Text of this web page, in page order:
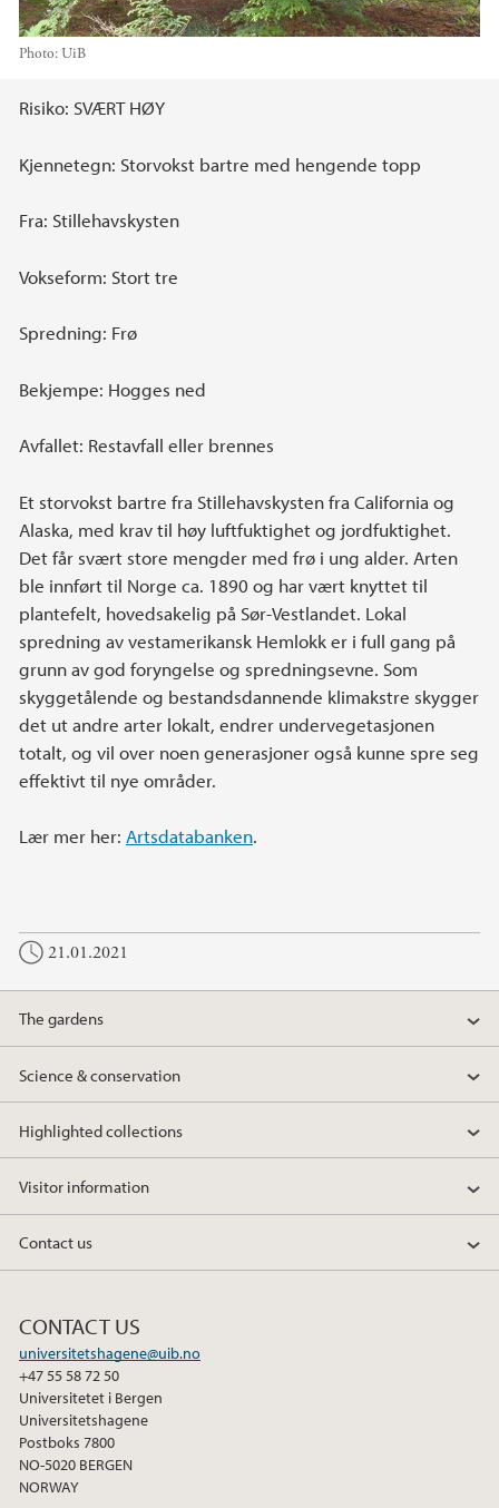
Photo:UiB
Main content
Risiko: SVÆRT HØY
Kjennetegn: Storvokst bartre med hengende topp
Fra: Stillehavskysten
Vokseform: Stort tre
Spredning: Frø
Bekjempe: Hogges ned
Avfallet: Restavfall eller brennes
Et storvokst bartre fra Stillehavskysten fra California og
Alaska, med krav til høy luftfuktighet og jordfuktighet.
Det får svært store mengder med frø i ung alder. Arten
ble innført til Norge ca. 1890 og har vært knyttet til
plantefelt, hovedsakelig på Sør-Vestlandet. Lokal
spredning av vestamerikansk Hemlokk er i full gang på
grunn av god foryngelse og spredningsevne. Som
skyggetålende og bestandsdannende klimakstre skygger
det ut andre arter lokalt, endrer undervegetasjonen
totalt, og vil over noen generasjoner også kunne spre seg
effektivt til nye områder.
Lær mer her: Artsdatabanken.
21.01.2021
The gardens
Science & conservation
Highlighted collections
Visitor information
Contact us
CONTACT US
universitetshagene@uib.no
+47 55 58 72 50
Universitetet i Bergen
Universitetshagene
Postboks 7800
NO-5020 BERGEN
NORWAY